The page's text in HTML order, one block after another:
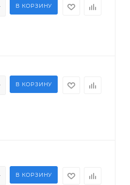
В КОРЗИНУ
В КОРЗИНУ
В КОРЗИНУ